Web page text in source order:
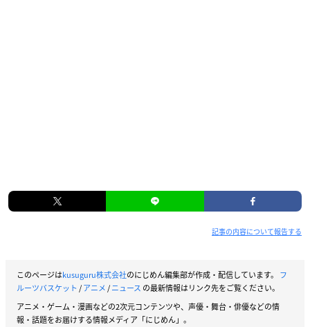
記事の内容について報告する
このページはkusuguru株式会社のにじめん編集部が作成・配信しています。 フ
ルーツバスケット /アニメ/ニュース の最新情報はリンク先をご覧ください。
アニメ・ゲーム・漫画などの2次元コンテンツや、声優・舞台・俳優などの情
報・話題をお届けする情報メディア「にじめん」。